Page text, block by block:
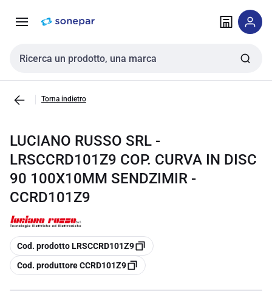
navigazione alla
Cerca input
Torna indietro
LUCIANO RUSSO SRL -
LRSCCRD101Z9 COP. CURVA IN DISC
90 100X10MM SENDZIMIR -
CCRD101Z9
copia
Cod. prodotto LRSCCRD101Z9
copia
Cod. produttore CCRD101Z9